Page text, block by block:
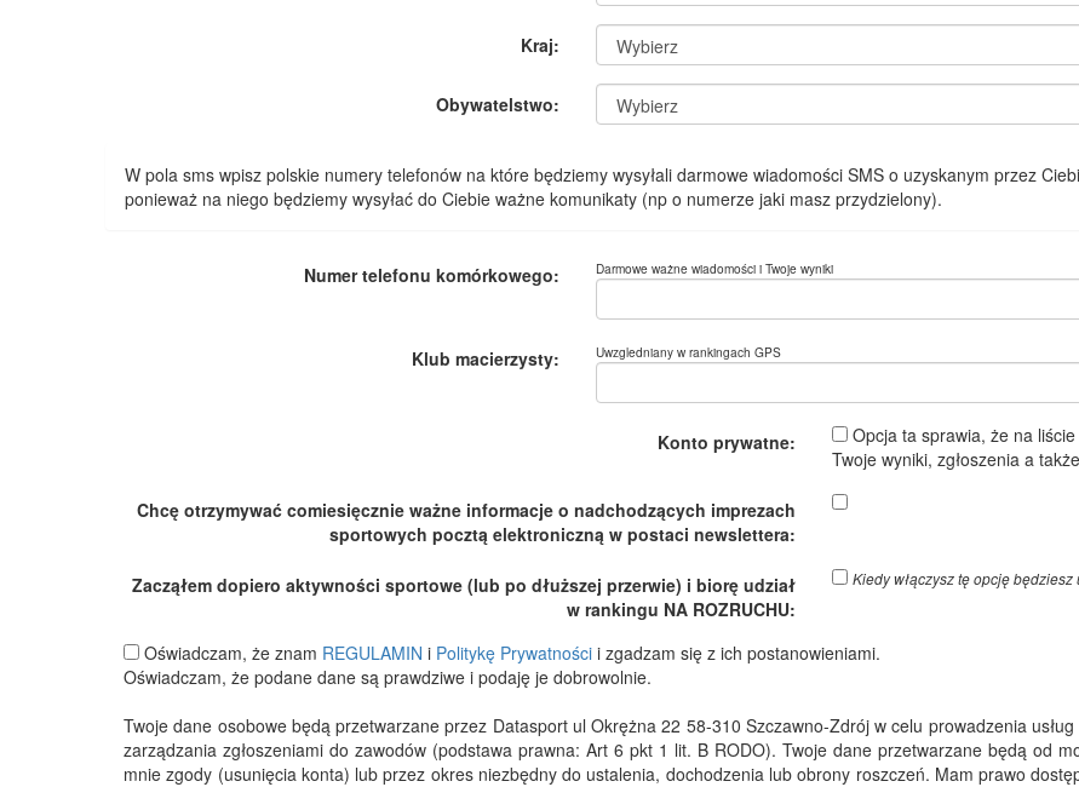
Kraj:
Obywatelstwo:
W pola sms wpisz polskie numery telefonów na które będziemy wysyłali darmowe wiadomości SMS o uzyskanym przez
ponieważ na niego będziemy wysyłać do Ciebie ważne komunikaty (np o numerze jaki masz przydzielony).
Numer telefonu komórkowego: Darmowe ważne wiadomości i Twoje wyniki
Klub macierzysty: Uwzgledniany w rankingach GPS
Konto prywatne:
Opcja ta sprawia, że na
Twoje wyniki, zgłoszenia a
Chcę otrzymywać comiesięcznie ważne informacje o nadchodzących imprezach
sportowych pocztą elektroniczną w postaci newslettera:
Zacząłem dopiero aktywności sportowe (lub po dłuższej przerwie) i biorę udział
w rankingu NA ROZRUCHU:
Kiedy włączysz tę opcję
Oświadczam, że znam REGULAMIN i Politykę Prywatności i zgadzam się z ich postanowieniami.
Oświadczam, że podane dane są prawdziwe i podaję je dobrowolnie.
Twoje dane osobowe będą przetwarzane przez Datasport ul Okrężna 22 58-310 Szczawno-Zdrój w celu prowadzenia
zarządzania zgłoszeniami do zawodów (podstawa prawna: Art 6 pkt 1 lit. B RODO). Twoje dane przetwarzane będą od
mnie zgody (usunięcia konta) lub przez okres niezbędny do ustalenia, dochodzenia lub obrony roszczeń. Mam prawo